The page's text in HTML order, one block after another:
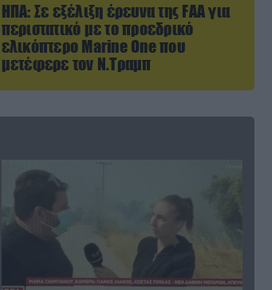
ΗΠΑ: Σε εξέλιξη έρευνα της FAA για
περιστατικό με το προεδρικό
ελικόπτερο Marine One που
μετέφερε τον Ν.Τραμπ